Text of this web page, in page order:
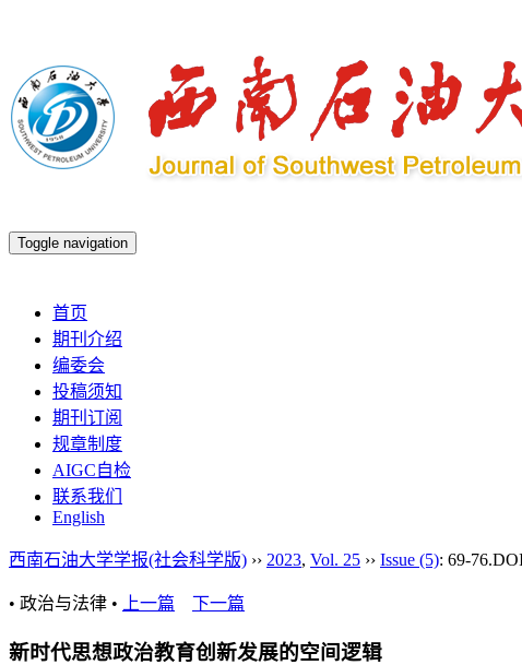
Toggle navigation
首页
期刊介绍
编委会
投稿须知
期刊订阅
规章制度
AIGC自检
联系我们
English
西南石油大学学报(社会科学版) ›› 2023, Vol. 25 ›› Issue (5): 69-76.
• 政治与法律 • 上一篇 下一篇
新时代思想政治教育创新发展的空间逻辑